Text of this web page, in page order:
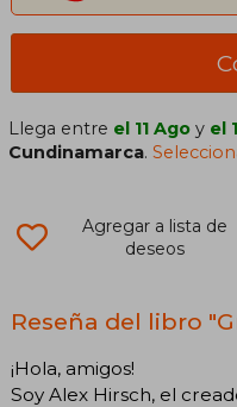
Llega entre el 11 Ago y el
Cundinamarca.
Agregar a lista de
deseos
Reseña del libro
¡Hola, amigos!
Soy Alex Hirsch, el